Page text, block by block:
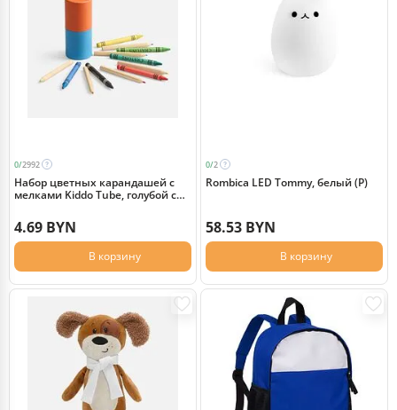
0/2992
Набор цветных карандашей с
мелками Kiddo Tube, голубой с
4.69 BYN
В корзину
0/2
Rombica LED Tommy, белый (Р)
58.53 BYN
В корзину